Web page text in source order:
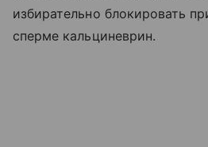
избирательно блокировать
сперме кальциневрин.